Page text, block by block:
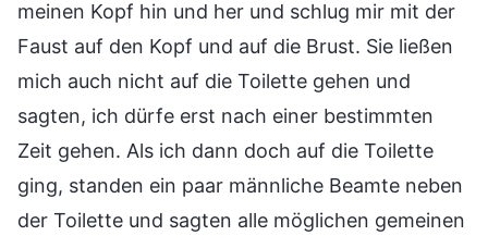
meinen Kopf hin und her und schlug mir mit der
Faust auf den Kopf und auf die Brust. Sie ließen
mich auch nicht auf die Toilette gehen und
sagten, ich dürfe erst nach einer bestimmten
Zeit gehen. Als ich dann doch auf die Toilette
ging, standen ein paar männliche Beamte neben
der Toilette und sagten alle möglichen gemeinen